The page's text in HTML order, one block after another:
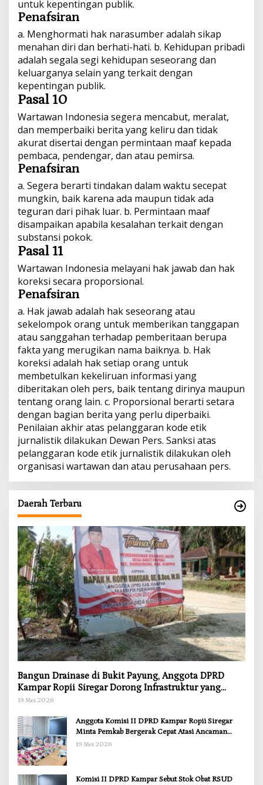
untuk kepentingan publik.
Penafsiran
a. Menghormati hak narasumber adalah sikap
menahan diri dan berhati-hati. b. Kehidupan pribadi
adalah segala segi kehidupan seseorang dan
keluarganya selain yang terkait dengan
kepentingan publik.
Pasal 10
Wartawan Indonesia segera mencabut, meralat,
dan memperbaiki berita yang keliru dan tidak
akurat disertai dengan permintaan maaf kepada
pembaca, pendengar, dan atau pemirsa.
Penafsiran
a. Segera berarti tindakan dalam waktu secepat
mungkin, baik karena ada maupun tidak ada
teguran dari pihak luar. b. Permintaan maaf
disampaikan apabila kesalahan terkait dengan
substansi pokok.
Pasal 11
Wartawan Indonesia melayani hak jawab dan hak
koreksi secara proporsional.
Penafsiran
a. Hak jawab adalah hak seseorang atau
sekelompok orang untuk memberikan tanggapan
atau sanggahan terhadap pemberitaan berupa
fakta yang merugikan nama baiknya. b. Hak
koreksi adalah hak setiap orang untuk
membetulkan kekeliruan informasi yang
diberitakan oleh pers, baik tentang dirinya maupun
tentang orang lain. c. Proporsional berarti setara
dengan bagian berita yang perlu diperbaiki.
Penilaian akhir atas pelanggaran kode etik
jurnalistik dilakukan Dewan Pers. Sanksi atas
pelanggaran kode etik jurnalistik dilakukan oleh
organisasi wartawan dan atau perusahaan pers.
Daerah Terbaru
Bangun Drainase di Bukit Payung, Anggota DPRD
Kampar Ropii Siregar Dorong Infrastruktur yang
Menyentuh Kebutuhan Dasar
19 Mei 2026
Anggota Komisi II DPRD Kampar Ropii Siregar
Minta Pemkab Bergerak Cepat Atasi Ancaman
Kekosongan Obat demi Wujudkan Kampar Dihati
19 Mei 2026
Komisi II DPRD Kampar Sebut Stok Obat RSUD